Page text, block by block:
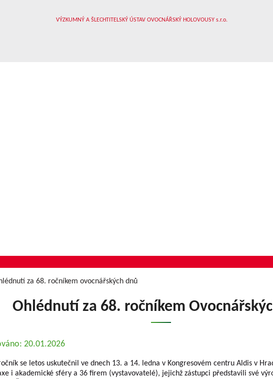
za 68. ročníkem ovocnářských dnů
Ohlédnutí za 68. ročníkem
20.01.2026
se letos uskutečnil ve dnech 13. a 14. ledna v Kongresovém centru Aldis v
i akademické sféry a 36 firem (vystavovatelé), jejichž zástupci představili své